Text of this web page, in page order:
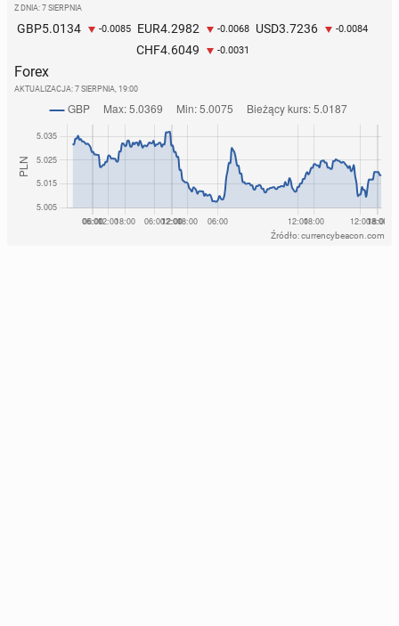
Z DNIA: 7 SIERPNIA
GBP5.0134 -0.0085 EUR4.2982 -0.0068 USD3.7236 -0.0084
CHF4.6049 -0.0031
Forex
AKTUALIZACJA: 7 SIERPNIA, 19:00
Źródło: currencybeacon.com